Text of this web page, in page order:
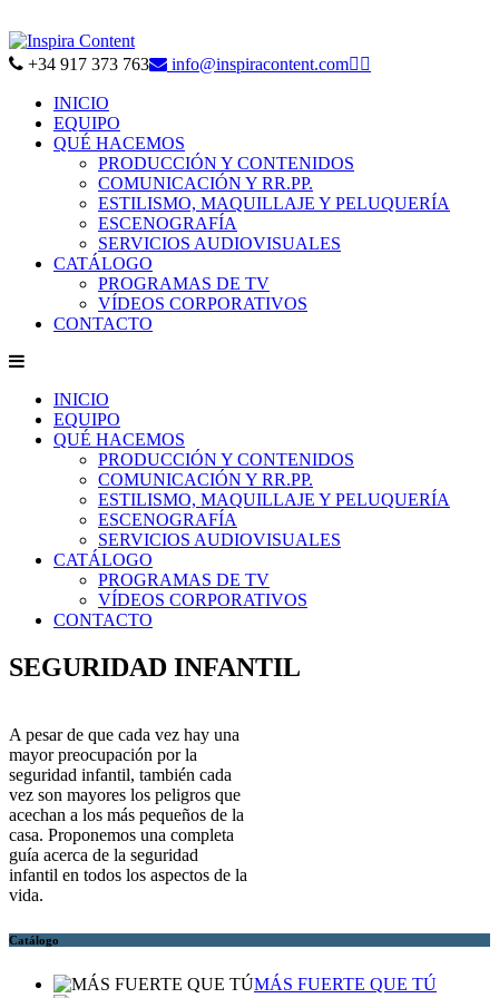
+34 917 373 763 info@inspiracontent.com 
INICIO
EQUIPO
QUÉ HACEMOS
PRODUCCIÓN Y CONTENIDOS
COMUNICACIÓN Y RR.PP.
ESTILISMO, MAQUILLAJE Y PELUQUERÍA
ESCENOGRAFÍA
SERVICIOS AUDIOVISUALES
CATÁLOGO
PROGRAMAS DE TV
VÍDEOS CORPORATIVOS
CONTACTO
INICIO
EQUIPO
QUÉ HACEMOS
PRODUCCIÓN Y CONTENIDOS
COMUNICACIÓN Y RR.PP.
ESTILISMO, MAQUILLAJE Y PELUQUERÍA
ESCENOGRAFÍA
SERVICIOS AUDIOVISUALES
CATÁLOGO
PROGRAMAS DE TV
VÍDEOS CORPORATIVOS
CONTACTO
SEGURIDAD INFANTIL
A pesar de que cada vez hay una
mayor preocupación por la
seguridad infantil, también cada
vez son mayores los peligros que
acechan a los más pequeños de la
casa. Proponemos una completa
guía acerca de la seguridad
infantil en todos los aspectos de la
vida.
Catálogo
MÁS FUERTE QUE TÚ